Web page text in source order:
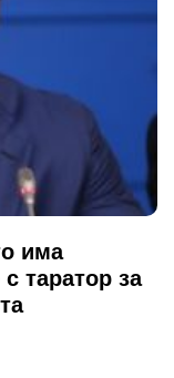
има
таратор за